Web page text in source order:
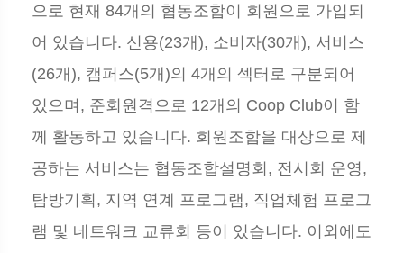
으로 현재 84개의 협동조합이 회원으로 가입되
어 있습니다. 신용(23개), 소비자(30개), 서비스
(26개), 캠퍼스(5개)의 4개의 섹터로 구분되어
있으며, 준회원격으로 12개의 Coop Club이 함
께 활동하고 있습니다. 회원조합을 대상으로 제
공하는 서비스는 협동조합설명회, 전시회 운영,
탐방기획, 지역 연계 프로그램, 직업체험 프로그
램 및 네트워크 교류회 등이 있습니다. 이외에도